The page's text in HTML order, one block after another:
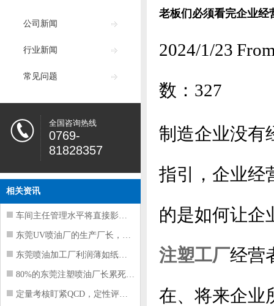
公司新闻
行业新闻
常见问题
全国咨询热线
0769-
81828357
相关资讯
车间主任管理水平将直接影响东莞注塑件
东莞UV喷油厂的生产厂长，到底在给工
东莞喷油加工厂利润薄如纸？这四项基本
80%的东莞注塑喷油厂长累死累活，利
定量考核盯紧QCD，定性评价看好配合
老板们必须看完企业经
2024/1/23
数： 327
制造企业没有
指引，企业经
的是如何让企
注塑工厂经营
在、将来企业